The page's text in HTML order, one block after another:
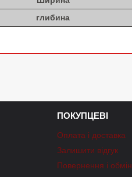
глибина
ПОКУПЦЕВІ
Оплата і доставка
Залишити відгук
Повернення і обмін